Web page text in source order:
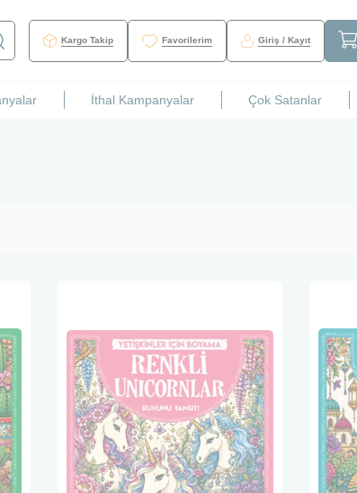
Kargo Takip Favorilerim Giriş / Kayıt
İthal Kampanyalar Çok Satanlar